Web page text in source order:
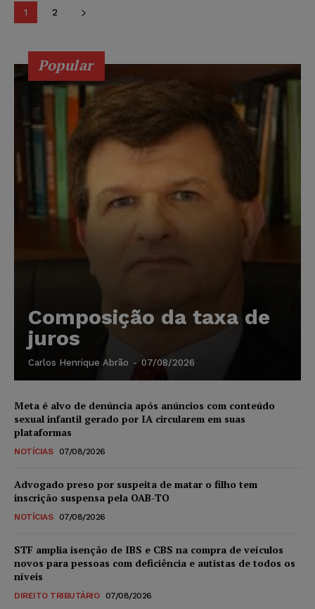
1 2
Popular
Composição da taxa de
juros
Carlos Henrique Abrão - 07/08/2026
Meta é alvo de denúncia após anúncios com conteúdo
sexual infantil gerado por IA circularem em suas
plataformas
NOTÍCIAS 07/08/2026
Advogado preso por suspeita de matar o filho tem
inscrição suspensa pela OAB-TO
NOTÍCIAS 07/08/2026
STF amplia isenção de IBS e CBS na compra de veículos
novos para pessoas com deficiência e autistas de todos os
níveis
DIREITO TRIBUTÁRIO 07/08/2026